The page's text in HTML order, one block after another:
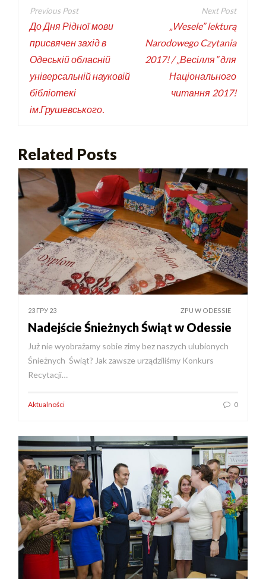
До Дня Рідної мови
присвячен захід в
Одеській обласній
універсальній науковій
бібліотекі
ім.Грушевського.
„Wesele” lekturą
Narodowego Czytania
2017! / „Весілля” для
Національного
читання 2017!
Related Posts
23 ГРУ 23 ZPU W ODESSIE
Nadejście Śnieżnych Świąt w Odessie
Już nie wyobrażamy sobie zimy bez naszych ulubionych
Śnieżnych Świąt? Jak zawsze urządziliśmy Konkurs
Recytacji…
Aktualności 0